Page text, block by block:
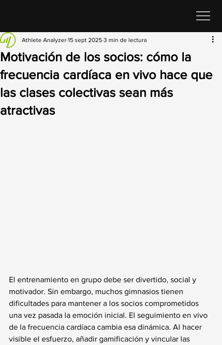
Motivación de los socios: cómo la
frecuencia cardíaca en vivo hace que
las clases colectivas sean más
atractivas
Athlete Analyzer 15 sept 2025 3 min de lectura
El entrenamiento en grupo debe ser divertido, social y
motivador. Sin embargo, muchos gimnasios tienen
dificultades para mantener a los socios comprometidos
una vez pasada la emoción inicial. El seguimiento en vivo
de la frecuencia cardíaca cambia esa dinámica. Al hacer
visible el esfuerzo, añadir gamificación y vincular las